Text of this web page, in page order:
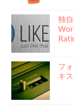
独
フ
キ